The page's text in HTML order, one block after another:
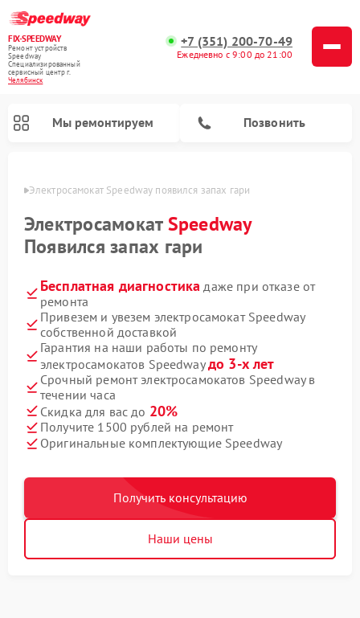
FIX-SPEEDWAY
Ремонт устройств
Speedway
Специализированный
cервисный центр г.
Челябинск
+7 (351) 200-70-49
Ежедневно с 9:00 до 21:00
Мы ремонтируем Позвонить
Электросамокат Speedway появился запах гари
ЭлектросамокатSpeedway
Появился запах гари
Бесплатная диагностика даже при отказе от
ремонта
Привезем и увезем электросамокат Speedway
собственной доставкой
Гарантия на наши работы по ремонту
электросамокатов Speedwayдо 3-х лет
Срочный ремонт электросамокатов Speedway в
течении часа
Скидка для вас до 20%
Получите 1500 рублей на ремонт
Оригинальные комплектующие Speedway
Получить консультацию
Наши цены